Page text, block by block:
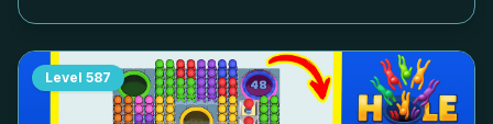
Level 587